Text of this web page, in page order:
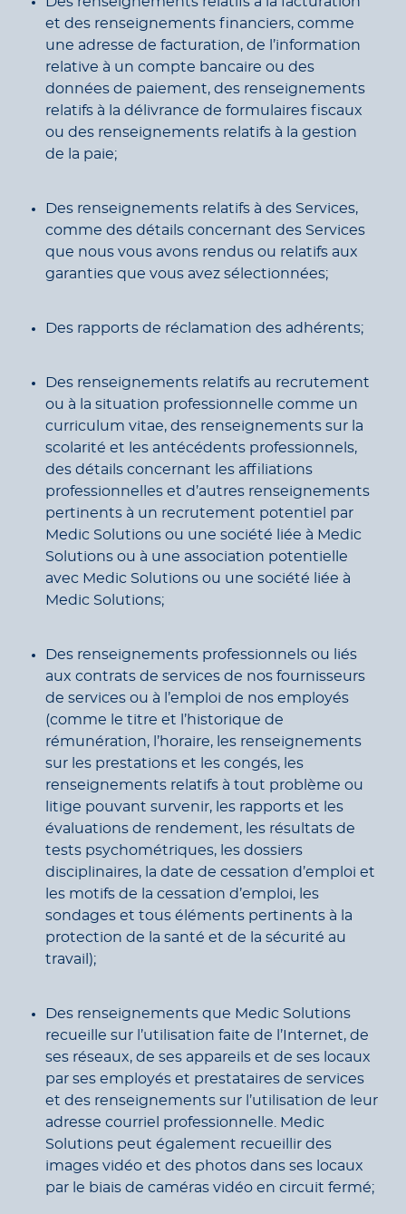
et des renseignements financiers, comme
une adresse de facturation, de l’information
relative à un compte bancaire ou des
données de paiement, des renseignements
relatifs à la délivrance de formulaires fiscaux
ou des renseignements relatifs à la gestion
de la paie;
Des renseignements relatifs à des Services,
comme des détails concernant des Services
que nous vous avons rendus ou relatifs aux
garanties que vous avez sélectionnées;
Des rapports de réclamation des adhérents;
Des renseignements relatifs au recrutement
ou à la situation professionnelle comme un
curriculum vitae, des renseignements sur la
scolarité et les antécédents professionnels,
des détails concernant les affiliations
professionnelles et d’autres renseignements
pertinents à un recrutement potentiel par
Medic Solutions ou une société liée à Medic
Solutions ou à une association potentielle
avec Medic Solutions ou une société liée à
Medic Solutions;
Des renseignements professionnels ou liés
aux contrats de services de nos fournisseurs
de services ou à l’emploi de nos employés
(comme le titre et l’historique de
rémunération, l’horaire, les renseignements
sur les prestations et les congés, les
renseignements relatifs à tout problème ou
litige pouvant survenir, les rapports et les
évaluations de rendement, les résultats de
tests psychométriques, les dossiers
disciplinaires, la date de cessation d’emploi et
les motifs de la cessation d’emploi, les
sondages et tous éléments pertinents à la
protection de la santé et de la sécurité au
travail);
Des renseignements que Medic Solutions
recueille sur l’utilisation faite de l’Internet, de
ses réseaux, de ses appareils et de ses locaux
par ses employés et prestataires de services
et des renseignements sur l’utilisation de leur
adresse courriel professionnelle. Medic
Solutions peut également recueillir des
images vidéo et des photos dans ses locaux
par le biais de caméras vidéo en circuit fermé;